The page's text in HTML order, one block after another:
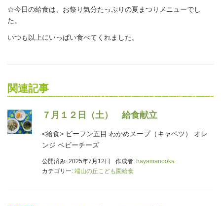
☆今日の給食は、お祭り気分たっぷりの夏まつりメニューでし
た。
いつも以上にいっぱい食べてくれました。
関連記事
７月１２日（土） 給食献立
<給食> ビーフン五目 わかめスープ（キャベツ） オレ
ンジ ベビーチーズ
公開済み: 2025年7月12日 作成者: hayamanooka
カテゴリー: 端山の丘こども園給食